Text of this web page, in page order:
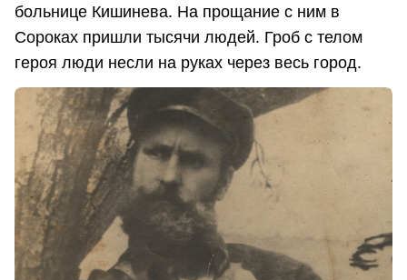
больнице Кишинева. На прощание с ним в
Сороках пришли тысячи людей. Гроб с телом
героя люди несли на руках через весь город.